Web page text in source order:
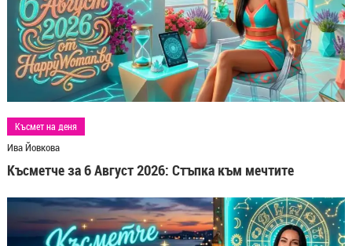
Късмет на деня
Ива Йовкова
Късметче за 6 Август 2026: Стъпка към мечтите